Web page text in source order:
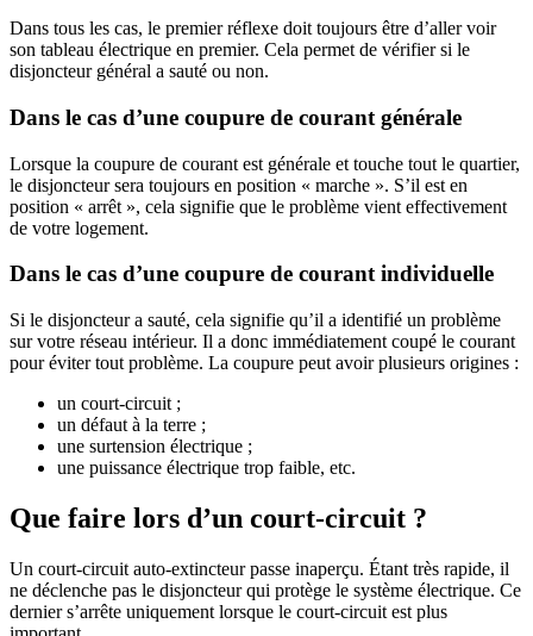
Dans tous les cas, le premier réflexe doit toujours être d’aller voir
son tableau électrique en premier. Cela permet de vérifier si le
disjoncteur général a sauté ou non.
Dans le cas d’une coupure de courant générale
Lorsque la coupure de courant est générale et touche tout le quartier,
le disjoncteur sera toujours en position « marche ». S’il est en
position « arrêt », cela signifie que le problème vient effectivement
de votre logement.
Dans le cas d’une coupure de courant individuelle
Si le disjoncteur a sauté, cela signifie qu’il a identifié un problème
sur votre réseau intérieur. Il a donc immédiatement coupé le courant
pour éviter tout problème. La coupure peut avoir plusieurs origines :
un court-circuit ;
un défaut à la terre ;
une surtension électrique ;
une puissance électrique trop faible, etc.
Que faire lors d’un court-circuit ?
Un court-circuit auto-extincteur passe inaperçu. Étant très rapide, il
ne déclenche pas le disjoncteur qui protège le système électrique. Ce
dernier s’arrête uniquement lorsque le court-circuit est plus